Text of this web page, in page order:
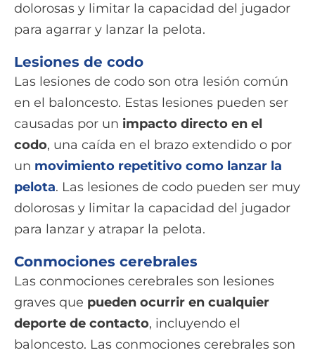
dolorosas y limitar la capacidad del jugador
para agarrar y lanzar la pelota.
Lesiones de codo
Las lesiones de codo son otra lesión común
en el baloncesto. Estas lesiones pueden ser
causadas por un impacto directo en el
codo, una caída en el brazo extendido o por
un movimiento repetitivo como lanzar la
pelota. Las lesiones de codo pueden ser muy
dolorosas y limitar la capacidad del jugador
para lanzar y atrapar la pelota.
Conmociones cerebrales
Las conmociones cerebrales son lesiones
graves que pueden ocurrir en cualquier
deporte de contacto, incluyendo el
baloncesto. Las conmociones cerebrales son